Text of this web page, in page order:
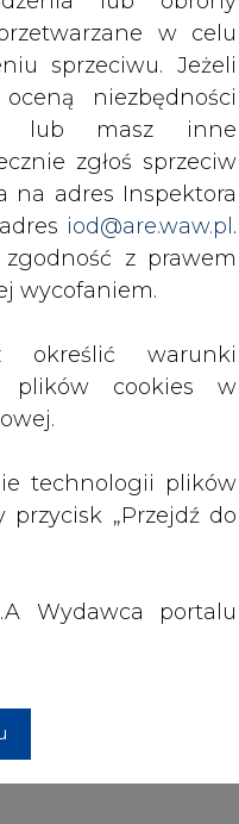
plików cookies w
technologii plików
„Przejdź do
Wydawca portalu
wymogi dotyczą
ze średnich
uprawnieniami do
2030 będziemy mieć
współczynnikiem
uprawnienia będzie
Szymczak.
krajowym model
elastyczny i dawać
pozyskać środki
kilku czy kilkunastu
systemu wsparcia
ale równocześnie
szacowany na kilka
również dla
jednym z większych